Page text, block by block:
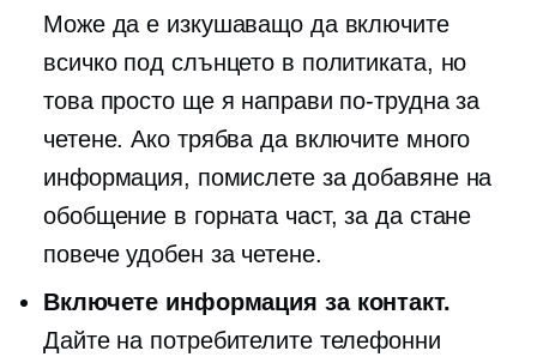
Може да е изкушаващо да включите
всичко под слънцето в политиката, но
това просто ще я направи по-трудна за
четене. Ако трябва да включите много
информация, помислете за добавяне на
обобщение в горната част, за да стане
повечеудобен за четене.
Включете информация за контакт.
Дайте на потребителите телефонни